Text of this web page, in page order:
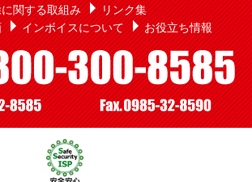
関する取組み
リンク集
インボイスについて お役立ち情報